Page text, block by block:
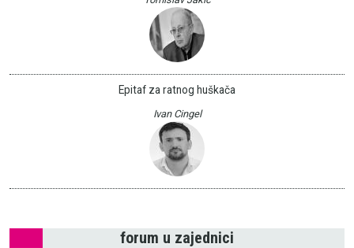
Epitaf za ratnog huškača
Ivan Cingel
forum u zajednici